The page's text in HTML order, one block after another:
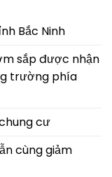
Bắc Ninh
sắp được nhận
trường phía
cư
cùng giảm